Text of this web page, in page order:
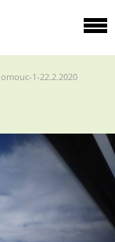
1-22.2.2020